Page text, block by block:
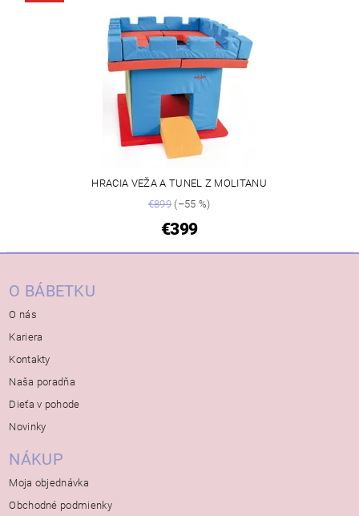
HRACIA VEŽA A TUNEL Z MOLITANU
€899 (–55 %)
€399
O BÁBETKU
O nás
Kariera
Kontakty
Naša poradňa
Dieťa v pohode
Novinky
NÁKUP
Moja objednávka
Obchodné podmienky